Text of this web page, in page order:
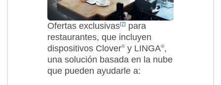
Ofertas exclusivas[7]
para
restaurantes, que incluyen
dispositivos Clover®y LINGA®,
una solución basada en la nube
que pueden ayudarle a: